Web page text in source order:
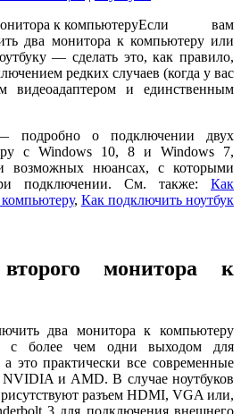
Если вам
два монитора к компьютеру или
— сделать это, как правило,
редких случаев (когда у вас
видеоадаптером и единственным
подробно о подключении двух
с Windows 10, 8 и Windows 7,
возможных нюансах, с которыми
подключении. См. также: Как
, Как подключить ноутбук
монитора к
два монитора к компьютеру
с более чем одни выходом для
это практически все современные
NVIDIA и AMD. В случае ноутбуков
разъем HDMI, VGA или,
3 для подключения внешнего